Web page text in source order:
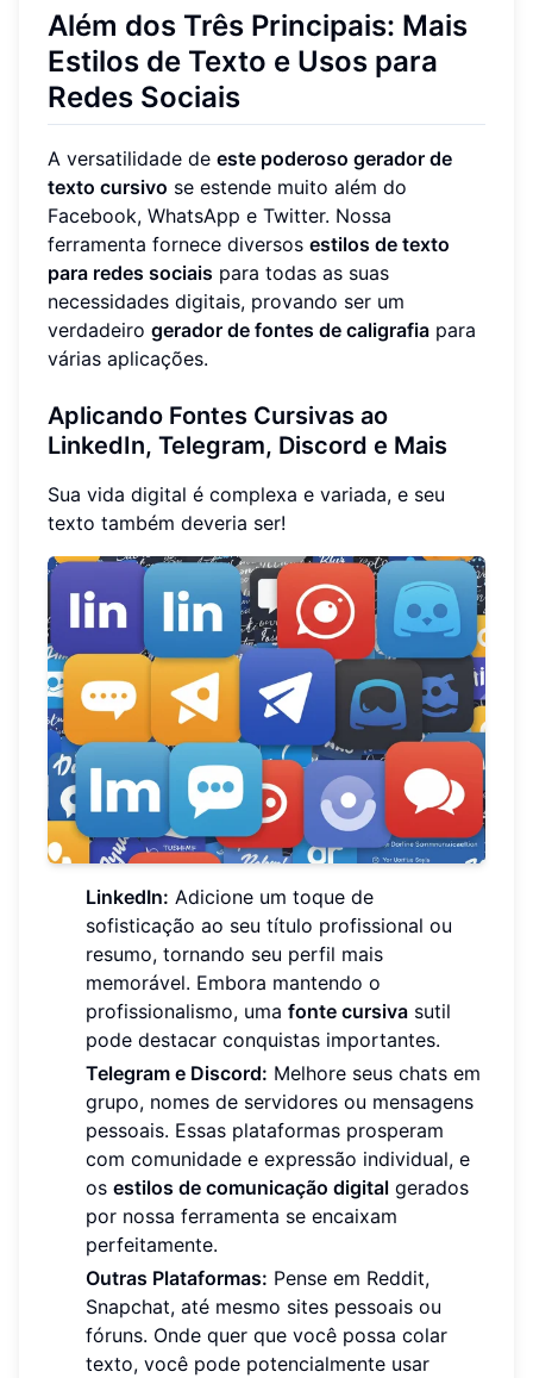
Além dos Três Principais: Mais
Estilos de Texto e Usos para
Redes Sociais
A versatilidade de este poderoso gerador de
texto cursivo se estende muito além do
Facebook, WhatsApp e Twitter. Nossa
ferramenta fornece diversos estilos de texto
para redes sociais para todas as suas
necessidades digitais, provando ser um
verdadeiro gerador de fontes de caligrafia para
várias aplicações.
Aplicando Fontes Cursivas ao
LinkedIn, Telegram, Discord e Mais
Sua vida digital é complexa e variada, e seu
texto também deveria ser!
LinkedIn: Adicione um toque de
sofisticação ao seu título profissional ou
resumo, tornando seu perfil mais
memorável. Embora mantendo o
profissionalismo, uma fonte cursiva sutil
pode destacar conquistas importantes.
Telegram e Discord: Melhore seus chats em
grupo, nomes de servidores ou mensagens
pessoais. Essas plataformas prosperam
com comunidade e expressão individual, e
os estilos de comunicação digital gerados
por nossa ferramenta se encaixam
perfeitamente.
Outras Plataformas: Pense em Reddit,
Snapchat, até mesmo sites pessoais ou
fóruns. Onde quer que você possa colar
texto, você pode potencialmente usar